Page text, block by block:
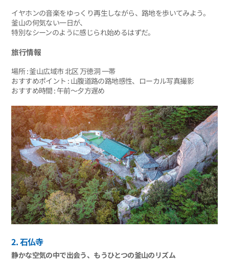
イヤホンの音楽をゆっくり再生しながら、路地を歩いてみよう。
釜山の何気ない一日が、
特別なシーンのように感じられ始めるはずだ。
旅行情報
場所 : 釜山広域市 北区 万徳洞 一帯
おすすめポイント : 山腹道路の路地感性、ローカル写真撮影
おすすめ時間 : 午前〜夕方遅め
2. 石仏寺
静かな空気の中で出会う、もうひとつの釜山のリズム